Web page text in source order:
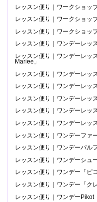
レッスン便り｜ワークショッ
レッスン便り｜ワークショッ
レッスン便り｜ワークショッ
レッスン便り｜ワンデーレッ
レッスン便り｜ワンデーレッ
Mariee」
レッスン便り｜ワンデーレッ
レッスン便り｜ワンデーレッ
レッスン便り｜ワンデーレッ
レッスン便り｜ワンデーレ
レッスン便り｜ワンデーレッ
レッスン便り｜ワンデーファ
レッスン便り｜ワンデーパル
レッスン便り｜ワンデーシュ
レッスン便り｜ワンデー「ピ
レッスン便り｜ワンデー「クレ
レッスン便り｜ワンデーPikot